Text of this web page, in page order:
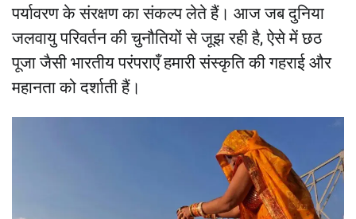
पर्यावरण के संरक्षण का संकल्प लेते हैं। आज जब दुनिया
जलवायु परिवर्तन की चुनौतियों से जूझ रही है, ऐसे में छठ
पूजा जैसी भारतीय परंपराएँ हमारी संस्कृति की गहराई और
महानता को दर्शाती हैं।